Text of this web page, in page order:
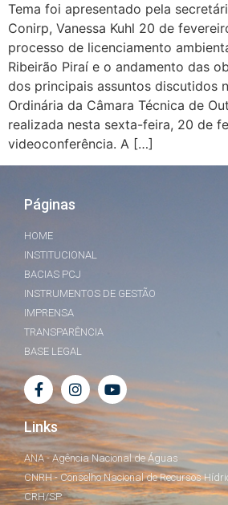
Tema foi apresentado pela
Conirp, Vanessa Kuhl 20 de
processo de licenciamento
Ribeirão Piraí e o andamento das
dos principais assuntos discutidos
Ordinária da Câmara Técnica de
realizada nesta sexta-feira, 20 de
videoconferência. A […]
Páginas
HOME
INSTITUCIONAL
BACIAS PCJ
INSTRUMENTOS DE GESTÃO
IMPRENSA
TRANSPARÊNCIA
BASE LEGAL
Links
ANA - Agência Nacional de Águas
CNRH - Conselho Nacional de Recursos
CRH/SP